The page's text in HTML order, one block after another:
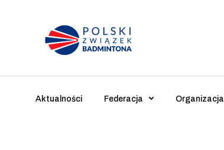
Main Navigation
Aktualności Federacja Organizacja